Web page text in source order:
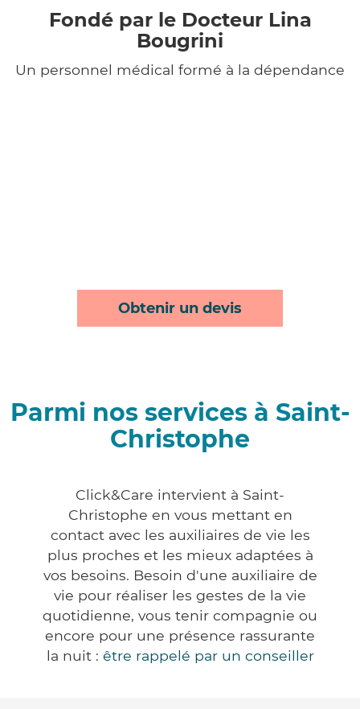
Fondé par le Docteur Lina
Bougrini
Un personnel médical formé à la dépendance
Obtenir un devis
Parmi nos services à Saint-
Christophe
Click&Care intervient à Saint-
Christophe en vous mettant en
contact avec les auxiliaires de vie les
plus proches et les mieux adaptées à
vos besoins. Besoin d'une auxiliaire de
vie pour réaliser les gestes de la vie
quotidienne, vous tenir compagnie ou
encore pour une présence rassurante
la nuit : être rappelé par un conseiller